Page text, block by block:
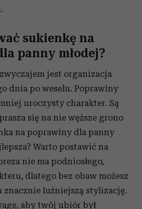
sukienkę na
panny młodej?
jest organizacja
dnia po weselu. Poprawiny
uroczysty charakter. Są
się na nie węższe grono
na poprawiny dla panny
Warto postawić na
nie ma podniosłego,
dlatego bez obaw możesz
znacznie luźniejszą stylizację.
aby twój ubiór był